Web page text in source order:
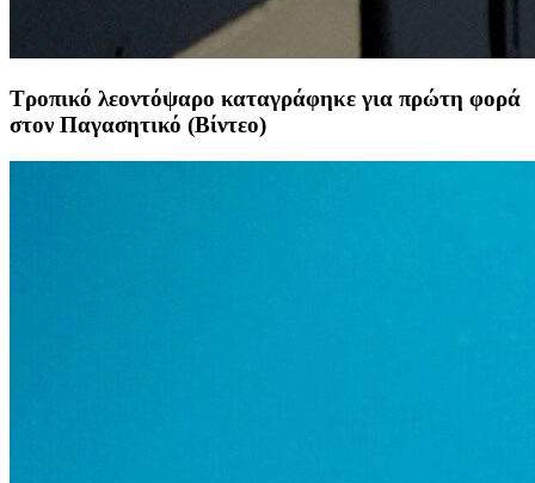
Τροπικό λεοντόψαρο καταγράφηκε για πρώτη φορά
στον Παγασητικό (Βίντεο)